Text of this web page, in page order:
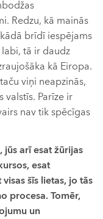
Redzu, kā mainās
brīdī iespējams
tā ir daudz
kā Eiropa.
viņi neapzinās,
valstīs. Parīze ir
nav tik spēcīgas
jūs arī esat žūrijas
esat
šīs lietas, jo tās
procesa. Tomēr,
un